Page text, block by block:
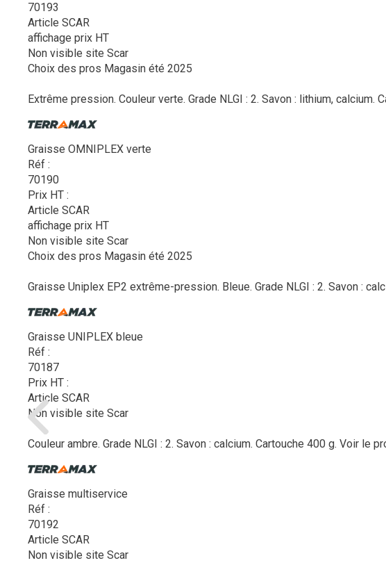
70193
Article SCAR
affichage prix HT
Non visible site Scar
Choix des pros Magasin été 2025
Extrême pression. Couleur verte. Grade NLGI : 2. Savon : lithium, calcium.
Graisse OMNIPLEX verte
Réf :
70190
Prix HT :
Article SCAR
affichage prix HT
Non visible site Scar
Choix des pros Magasin été 2025
Graisse Uniplex EP2 extrême-pression. Bleue. Grade NLGI : 2. Savon :
Graisse UNIPLEX bleue
Réf :
70187
Prix HT :
Article SCAR
Non visible site Scar
Couleur ambre. Grade NLGI : 2. Savon : calcium. Cartouche 400 g. Voir le
Graisse multiservice
Réf :
70192
Article SCAR
Non visible site Scar